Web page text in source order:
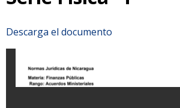
Descarga el documento